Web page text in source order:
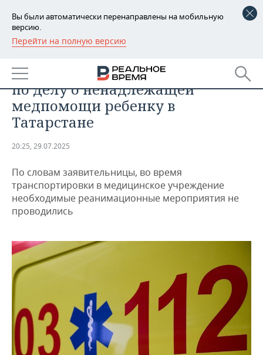
Вы были автоматически перенаправлены на мобильную
версию.
Перейти на полную версию
РЕГИОНЫ
БАШКОРТОСТАН
ТАТАРСТАН
УДМУРТИЯ
НОВОСТИ
АНАЛИТИКА
НОВОСТИ АНАЛИТИКИ
ДЕКЛАРАЦИИ О ДОХОДАХ
КОРОЛИ ГОСЗАКАЗА ПФО
ВУЗЫ ТАТАРСТАНА
ТОРГОВЫЕ ЦЕНТРЫ
ТАТАРСТАНА
ЭКОНОМИКА
НОВОСТИ ЭКОНОМИКИ
ФИНАНСЫ
БАНКИ
ИНВЕСТИЦИИ
ПРОМЫШЛЕННОСТЬ
НОВОСТИ
ПРОМЫШЛЕННОСТИ
АГРОПРОМ
МАШИНОСТРОЕНИЕ
НЕФТЕХИМИЯ
ОПК
ЭНЕРГЕТИКА
НЕДВИЖИМОСТЬ
НОВОСТИ НЕДВИЖИМОСТИ
АВТО
НОВОСТИ БИЗНЕСА
РОЗНИЧНАЯ ТОРГОВЛЯ
ТРАНСПОРТ
УСЛУГИ
ТЕХНОЛОГИИ
НОВОСТИ ТЕХНОЛОГИЙ
IT
МЕДИА
МЕРОПРИЯТИЯ
НОВОСТИ МЕРОПРИЯТИЙ
ВЫЕЗДНАЯ РЕДАКЦИЯ
СПОРТ
НОВОСТИ СПОРТА
ОБЩЕСТВО
Бастрыкин потребовал доклад
по делу о ненадлежащей
медпомощи ребенку в
Татарстане
20:25, 29.07.2025
По словам заявительницы, во время
транспортировки в медицинское учреждение
необходимые реанимационные мероприятия не
проводились